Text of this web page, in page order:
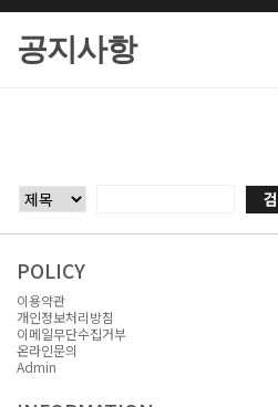
공지사항
POLICY
이용약관
개인정보처리방침
이메일무단수집거부
온라인문의
Admin